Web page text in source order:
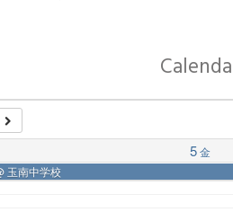
5 金
玉南中学校